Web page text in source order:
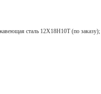
сталь 12Х18Н10Т (по заказу);